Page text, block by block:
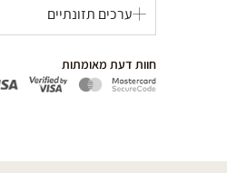
ערכים תזונתיים
חוות דעת מאומתות